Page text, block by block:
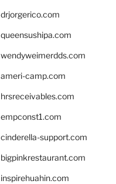
drjorgerico.com
queensushipa.com
wendyweimerdds.com
ameri-camp.com
hrsreceivables.com
empconst1.com
cinderella-support.com
bigpinkrestaurant.com
inspirehuahin.com